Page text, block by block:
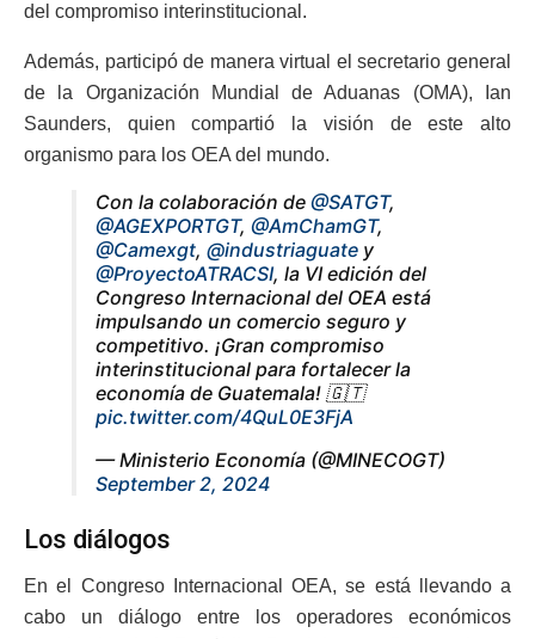
del compromiso interinstitucional.
Además, participó de manera virtual el secretario general
de la Organización Mundial de Aduanas (OMA), Ian
Saunders, quien compartió la visión de este alto
organismo para los OEA del mundo.
Con la colaboración de @SATGT,
@AGEXPORTGT, @AmChamGT,
@Camexgt, @industriaguate y
@ProyectoATRACSI, la VI edición del
Congreso Internacional del OEA está
impulsando un comercio seguro y
competitivo. ¡Gran compromiso
interinstitucional para fortalecer la
economía de Guatemala! 🇬🇹
pic.twitter.com/4QuL0E3FjA
— Ministerio Economía (@MINECOGT)
September 2, 2024
Los diálogos
En el Congreso Internacional OEA, se está llevando a
cabo un diálogo entre los operadores económicos